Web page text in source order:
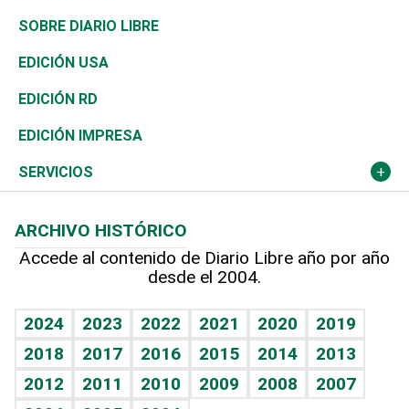
José Boquete
Reportajes
Asia
África
Ocenanía
Caribe
Resto del mundo
Consumo
Vivienda
Telecom.
Global y variable
Economía personal
Belleza
Buena Vida
Sociales
Novedades
Podcast Arte Libre
Hablando con el pediatra
Vida y familia
Eñe
Celebrando la vida
Golf
Ciclismo
Tenis
Olimpismo
Más deportes
TBT Deportivo
De buena tinta
En Directo
El Espía
Noticiero Poteleche
Columnistas
Más firmas
Clima
Tecnología
Historia
Martes de tecnología
Cambio climático
Mundo
Economía
Revista
Deportes
Opinión
Hecho en casa
Guía del dinero
SOBRE DIARIO LIBRE
EDICIÓN USA
EDICIÓN RD
EDICIÓN IMPRESA
SERVICIOS
Cumpleaños
Horóscopos
Crucigramas
ARCHIVO HISTÓRICO
Accede al contenido de Diario Libre año por año
desde el 2004.
2024 2023 2022 2021 2020
2019
2018
2017 2016 2015 2014
2013
2012
2011 2010 2009 2008
2007